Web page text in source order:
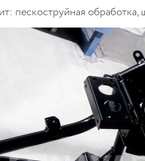
пескоструйная обработка,